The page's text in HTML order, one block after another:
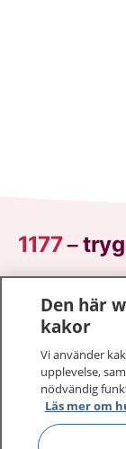
1177–
sjukdomar
Logga in för
vårdärenden.
1177 ger dig
Den här
kakor
Vi använder
upplevelse,
nödvändig
Läs mer om